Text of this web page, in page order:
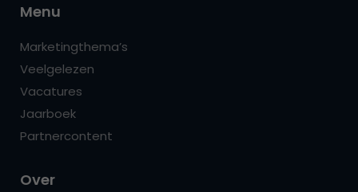
Menu
Marketingthema’s
Veelgelezen
Vacatures
Jaarboek
Partnercontent
Over